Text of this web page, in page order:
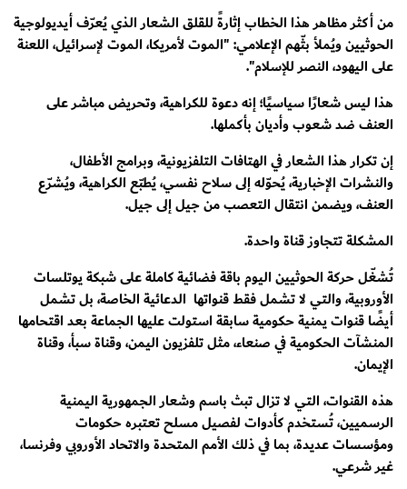
من أكثر مظاهر هذا الخطاب إثارةً للقلق الشعار الذي يُعرّف أيديولوجية
الحوثيين ويُملأ بثّهم الإعلامي: "الموت لأمريكا، الموت لإسرائيل، اللعنة
على اليهود، النصر للإسلام".
هذا ليس شعارًا سياسيًا؛ إنه دعوة للكراهية، وتحريض مباشر على
العنف ضد شعوب وأديان بأكملها.
إن تكرار هذا الشعار في الهتافات التلفزيونية، وبرامج الأطفال،
والنشرات الإخبارية، يُحوّله إلى سلاح نفسي، يُطبّع الكراهية، ويُشرّع
العنف، ويضمن انتقال التعصب من جيل إلى جيل.
المشكلة تتجاوز قناة واحدة.
تُشغّل حركة الحوثيين اليوم باقة فضائية كاملة على شبكة يوتلسات
الأوروبية، والتي لا تشمل فقط قنواتها الدعائية الخاصة، بل تشمل
أيضًا قنوات يمنية حكومية سابقة استولت عليها الجماعة بعد اقتحامها
المنشآت الحكومية في صنعاء، مثل تلفزيون اليمن، وقناة سبأ، وقناة
الإيمان.
هذه القنوات، التي لا تزال تبث باسم وشعار الجمهورية اليمنية
الرسميين، تُستخدم كأدوات لفصيل مسلح تعتبره حكومات
ومؤسسات عديدة، بما في ذلك الأمم المتحدة والاتحاد الأوروبي وفرنسا،
غير شرعي.